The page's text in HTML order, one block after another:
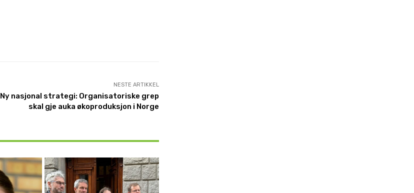
NESTE ARTIKKEL
Ny nasjonal strategi: Organisatoriske grep
skal gje auka økoproduksjon i Norge